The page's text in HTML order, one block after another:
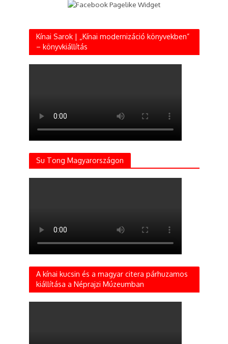
Kínai Sarok | „Kínai modernizáció könyvekben”
– könyvkiállítás
Su Tong Magyarországon
A kínai kucsin és a magyar citera párhuzamos
kiállítása a Néprajzi Múzeumban